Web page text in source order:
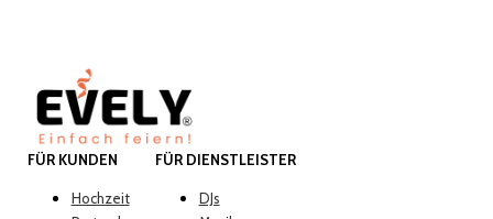
FÜR KUNDEN
Hochzeit
FÜR DIENSTLEISTER
DJs